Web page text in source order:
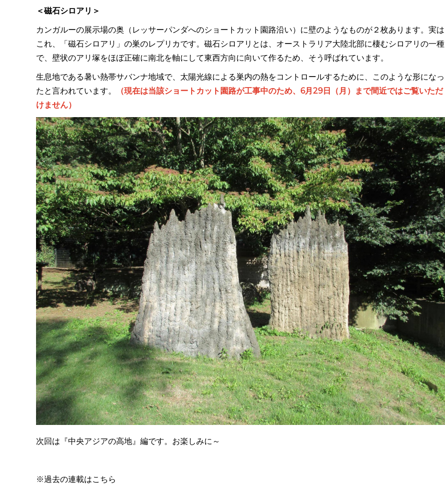
＜磁石シロアリ＞
カンガルーの展示場の奥（レッサーパンダへのショートカット園路沿い）に壁のようなものが２枚あります。実は
これ、「磁石シロアリ」の巣のレプリカです。磁石シロアリとは、オーストラリア大陸北部に棲むシロアリの一種
で、壁状のアリ塚をほぼ正確に南北を軸にして東西方向に向いて作るため、そう呼ばれています。
生息地である暑い熱帯サバンナ地域で、太陽光線による巣内の熱をコントロールするために、このような形になっ
たと言われています。
（現在は当該ショートカット園路が工事中のため、6月29日（月）まで間近ではご覧いただ
けません）
次回は『中央アジアの高地』編です。お楽しみに～
※過去の連載はこちら